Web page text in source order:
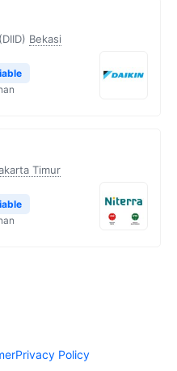
Bekasi
Timur
Privacy Policy